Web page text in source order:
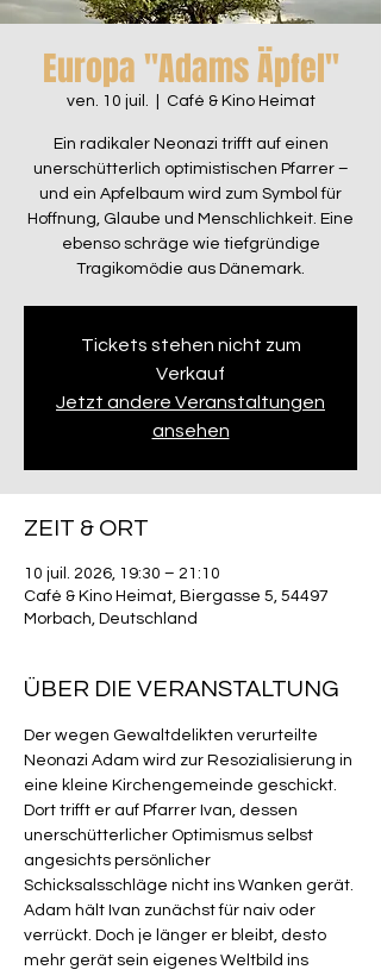
Europa "Adams Äpfel"
ven. 10 juil. Café & Kino Heimat
Ein radikaler Neonazi trifft auf einen
unerschütterlich optimistischen Pfarrer –
und ein Apfelbaum wird zum Symbol für
Hoffnung, Glaube und Menschlichkeit. Eine
ebenso schräge wie tiefgründige
Tragikomödie aus Dänemark.
Tickets stehen nicht zum
Verkauf
Jetzt andere Veranstaltungen
ansehen
ZEIT & ORT
10 juil. 2026, 19:30 – 21:10
Café & Kino Heimat, Biergasse 5, 54497
Morbach, Deutschland
ÜBER DIE VERANSTALTUNG
Der wegen Gewaltdelikten verurteilte
Neonazi Adam wird zur Resozialisierung in
eine kleine Kirchengemeinde geschickt.
Dort trifft er auf Pfarrer Ivan, dessen
unerschütterlicher Optimismus selbst
angesichts persönlicher
Schicksalsschläge nicht ins Wanken gerät.
Adam hält Ivan zunächst für naiv oder
verrückt. Doch je länger er bleibt, desto
mehr gerät sein eigenes Weltbild ins